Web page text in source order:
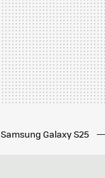
Samsung Galaxy S25